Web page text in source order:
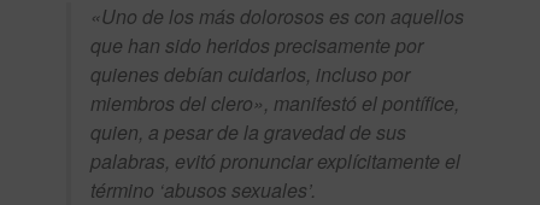
«Uno de los más dolorosos es con aquellos
que han sido heridos precisamente por
quienes debían cuidarlos, incluso por
miembros del clero», manifestó el pontífice,
quien, a pesar de la gravedad de sus
palabras, evitó pronunciar explícitamente el
término ‘abusos sexuales’.